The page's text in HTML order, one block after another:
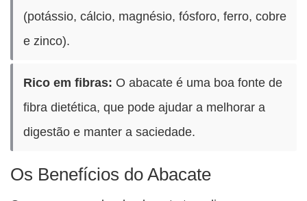
(potássio, cálcio, magnésio, fósforo, ferro, cobre
e zinco).
Rico em fibras: O abacate é uma boa fonte de
fibra dietética, que pode ajudar a melhorar a
digestão e manter a saciedade.
Os Benefícios do Abacate